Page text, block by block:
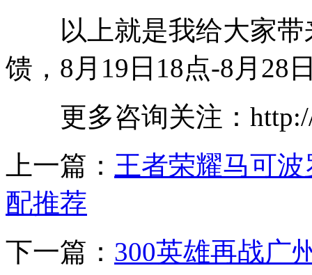
以上就是我给大家带
馈，8月19日18点-8月28
更多咨询关注：http://
上一篇： 王者荣耀马可
配推荐
下一篇： 300英雄再战广